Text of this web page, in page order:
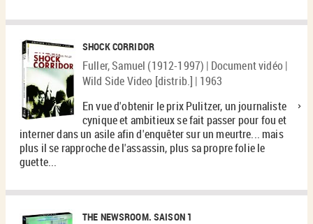
SHOCK CORRIDOR
Fuller, Samuel (1912-1997) | Document vidéo |
Wild Side Video [distrib.] | 1963
En vue d'obtenir le prix Pulitzer, un journaliste
cynique et ambitieux se fait passer pour fou et
interner dans un asile afin d'enquêter sur un meurtre... mais
plus il se rapproche de l'assassin, plus sa propre folie le
guette...
THE NEWSROOM. SAISON 1